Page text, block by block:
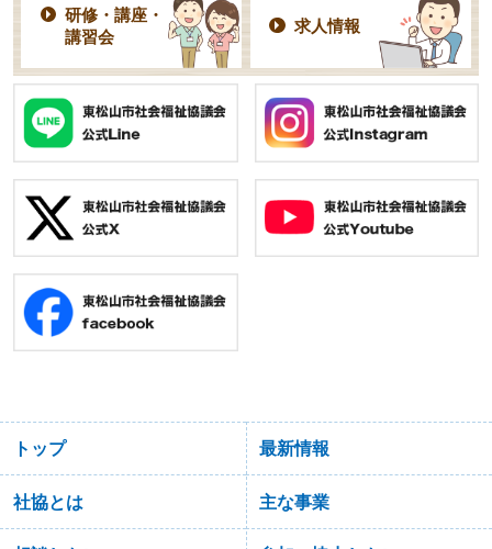
研修・講座・
講習会
求人情報
トップ 最新情報
社協とは 主な事業